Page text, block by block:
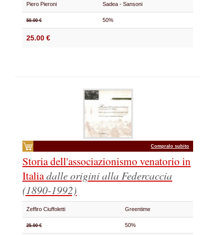
Piero Pieroni Sadea - Sansoni
50.00 € 50%
25.00 €
Compralo subito
Storia dell'associazionismo venatorio in
Italiadalle origini alla Federcaccia
(1890-1992)
Zeffiro Ciuffoletti Greentime
25.00 € 50%